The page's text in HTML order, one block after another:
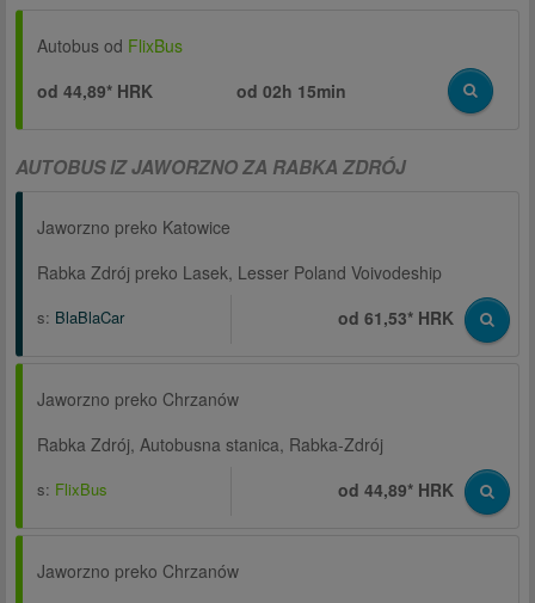
Autobus od FlixBus
od 44,89* HRK
od02h 15min
AUTOBUS IZ JAWORZNO ZA RABKA ZDRÓJ
Jaworzno preko Katowice
Rabka Zdrój preko Lasek, Lesser Poland Voivodeship
s: BlaBlaCar od 61,53* HRK
Jaworzno preko Chrzanów
Rabka Zdrój, Autobusna stanica, Rabka-Zdrój
s: FlixBus od 44,89* HRK
Jaworzno preko Chrzanów